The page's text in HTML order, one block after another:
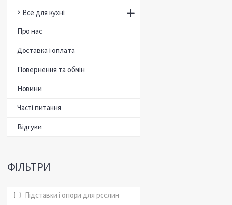
Все для кухні
Про нас
Доставка і оплата
Повернення та обмін
Новини
Часті питання
Відгуки
ФІЛЬТРИ
Підставки і опори для рослин